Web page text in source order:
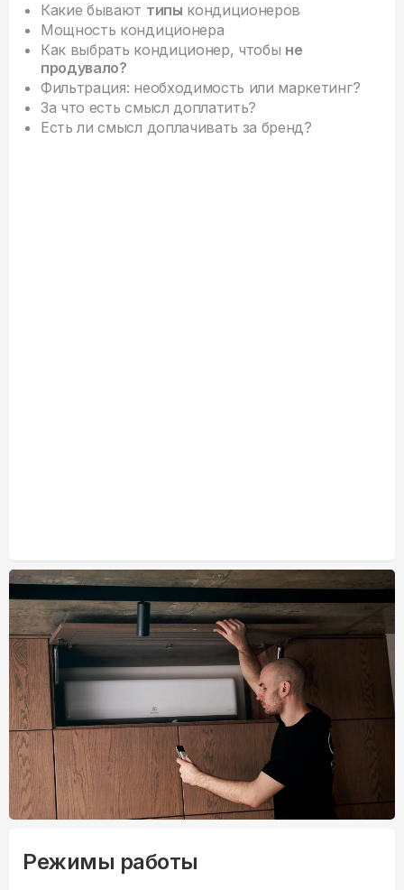
Какие бывают типы кондиционеров
Мощность кондиционера
Как выбрать кондиционер, чтобы не
продувало?
Фильтрация: необходимость или маркетинг?
За что есть смысл доплатить?
Есть ли смысл доплачивать за бренд?
Режимы работы